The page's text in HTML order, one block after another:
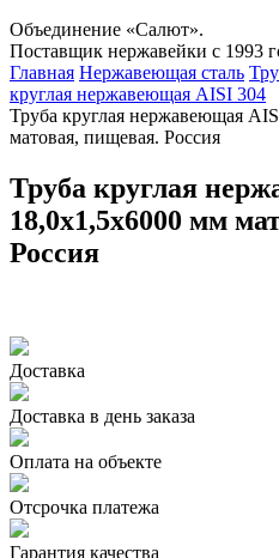
Объединение «Салют».
Поставщик нержавейки с 1993
Главная Нержавеющая сталь
круглая нержавеющая AISI 304
Труба круглая нержавеющая
матовая, пищевая. Россия
Труба круглая
18,0х1,5х6000 мм
Россия
Доставка
Доставка в день заказа
Оплата на объекте
Отсрочка платежа
Гарантия качества